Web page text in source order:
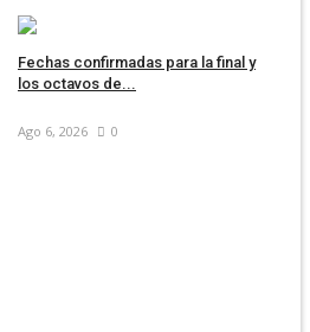
Fechas confirmadas para la final y
los octavos de...
Ago 6, 2026 0